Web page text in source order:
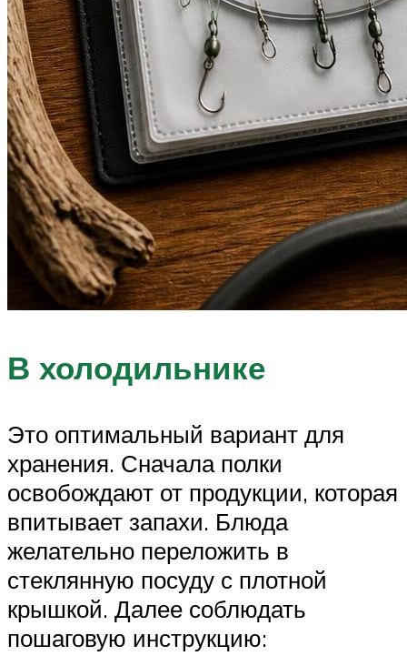
В холодильнике
Это оптимальный вариант для
хранения. Сначала полки
освобождают от продукции, которая
впитывает запахи. Блюда
желательно переложить в
стеклянную посуду с плотной
крышкой. Далее соблюдать
пошаговую инструкцию: